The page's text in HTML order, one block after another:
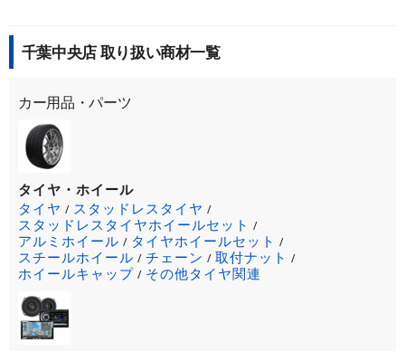
千葉中央店 取り扱い商材一覧
カー用品・パーツ
タイヤ・ホイール
タイヤ / スタッドレスタイヤ /
スタッドレスタイヤホイールセット /
アルミホイール / タイヤホイールセット /
スチールホイール / チェーン / 取付ナット /
ホイールキャップ / その他タイヤ関連